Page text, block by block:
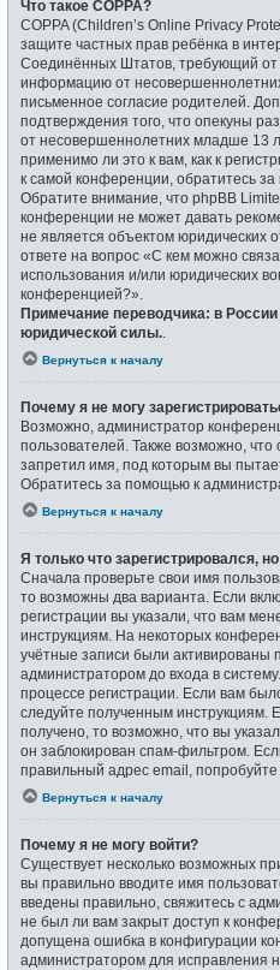
Что такое COPPA?
COPPA (Children’s Online Privacy
защите частных прав ребёнка в
Соединённых Штатов, требующий от
информацию от
письменное согласие родителей.
подтверждения того, что опекуны
от несовершеннолетних младше 13
применимо ли это к вам, как к
к самой конференции, обратитесь
Обратите внимание, что phpBB
конференции не может давать
не является объектом юридических
ответе на вопрос «С кем можно
использования и/или юридических
конференцией?».
Примечание переводчика: в
юридической силы.
Вернуться к началу
Почему я не могу
Возможно, администратор
пользователей. Также возможно,
запретил имя, под которым вы
Обратитесь за помощью к
Вернуться к началу
Я только что зарегистрировался,
Сначала проверьте свои имя
то возможны два варианта. Если
регистрации вы указали, что вам
инструкциям. На некоторых
учётные записи были активированы
администратором до входа в
процессе регистрации. Если вам
следуйте полученным инструкциям.
получено, то возможно, что вы
он заблокирован спам-фильтром.
правильный адрес email, попробуйте
Вернуться к началу
Почему я не могу войти?
Существует несколько возможных
вы правильно вводите имя
введены правильно, свяжитесь с
не был ли вам закрыт доступ к
допущена ошибка в конфигурации
администратором для исправления